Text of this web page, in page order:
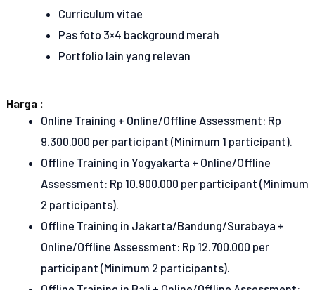
Curriculum vitae
Pas foto 3×4 background merah
Portfolio lain yang relevan
Harga :
Online Training + Online/Offline Assessment: Rp
9.300.000 per participant (Minimum 1 participant).
Offline Training in Yogyakarta + Online/Offline
Assessment: Rp 10.900.000 per participant (Minimum
2 participants).
Offline Training in Jakarta/Bandung/Surabaya +
Online/Offline Assessment: Rp 12.700.000 per
participant (Minimum 2 participants).